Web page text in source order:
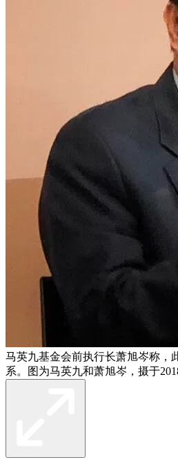
马英九基金会前执行长萧旭岑称，
系。图为马英九和萧旭岑，摄于